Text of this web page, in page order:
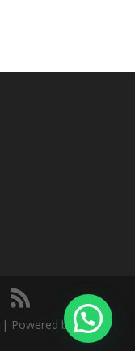
| Powered by